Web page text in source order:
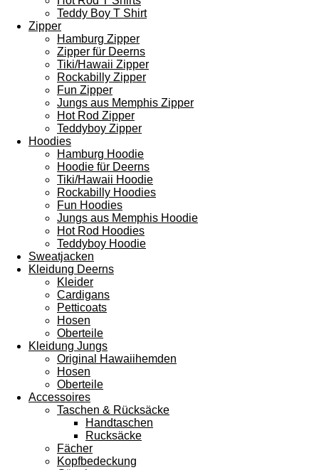
Teddy Boy T Shirt
Zipper
Hamburg Zipper
Zipper für Deerns
Tiki/Hawaii Zipper
Rockabilly Zipper
Fun Zipper
Jungs aus Memphis Zipper
Hot Rod Zipper
Teddyboy Zipper
Hoodies
Hamburg Hoodie
Hoodie für Deerns
Tiki/Hawaii Hoodie
Rockabilly Hoodies
Fun Hoodies
Jungs aus Memphis Hoodie
Hot Rod Hoodies
Teddyboy Hoodie
Sweatjacken
Kleidung Deerns
Kleider
Cardigans
Petticoats
Hosen
Oberteile
Kleidung Jungs
Original Hawaiihemden
Hosen
Oberteile
Accessoires
Taschen & Rücksäcke
Handtaschen
Rucksäcke
Fächer
Kopfbedeckung